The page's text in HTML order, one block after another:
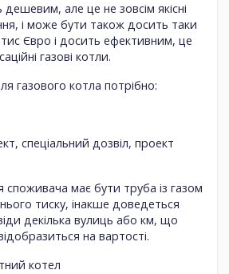
але це не зовсім якісні
і може бути також досить таки
Євро і досить ефективним, це
газові котли.
газового котла потрібно:
спеціальний дозвіл, проект
споживача має бути труба із газом
тиску, інакше доведеться
декілька вулиць або км, що
на вартості.
котел